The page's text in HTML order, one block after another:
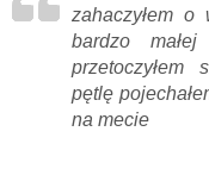
zahaczyłem
bardzo
przetoczyłem
pętlę
na mecie